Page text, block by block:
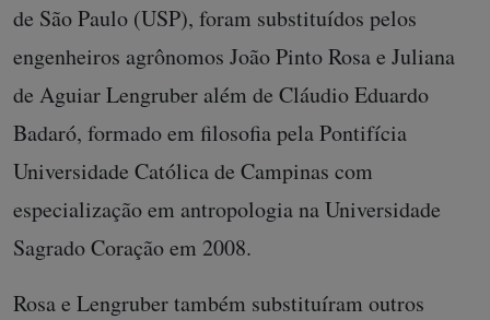
de São Paulo (USP), foram substituídos pelos
engenheiros agrônomos João Pinto Rosa e Juliana
de Aguiar Lengruber além de Cláudio Eduardo
Badaró, formado em filosofia pela Pontifícia
Universidade Católica de Campinas com
especialização em antropologia na Universidade
Sagrado Coração em 2008.
Rosa e Lengruber também substituíram outros